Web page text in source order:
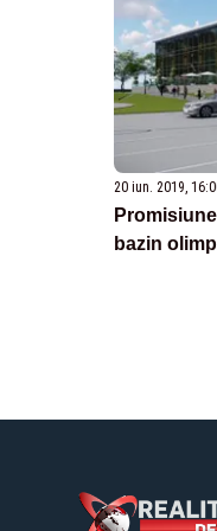
20 iun. 2019,
bazin